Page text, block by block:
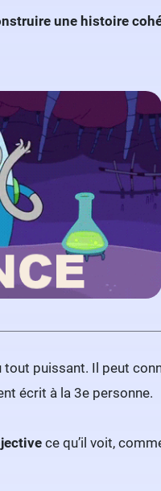
une histoire
puissant. Il peut
écrit à la 3e personne.
ce qu’il voit,